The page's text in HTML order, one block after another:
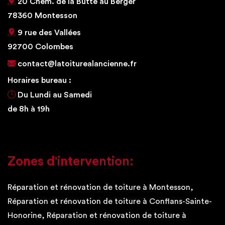
20 Chem. de la Butte au Berger
78360 Montesson
9 rue des Vallées
92700 Colombes
contact@latoiturealancienne.fr
Horaires bureau :
Du Lundi au Samedi
de 8h à 19h
Zones d'intervention:
Réparation et rénovation de toiture à Montesson,
Réparation et rénovation de toiture à Conflans-Sainte-
Honorine, Réparation et rénovation de toiture à